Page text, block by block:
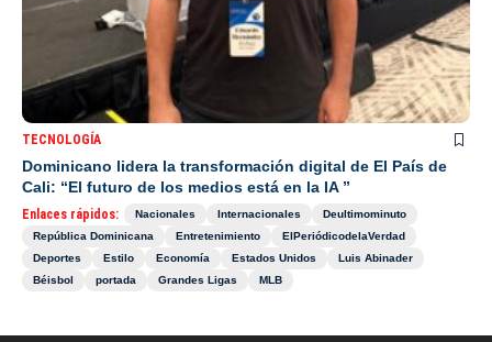
TECNOLOGÍA
Dominicano lidera la transformación digital de El País de
Cali: “El futuro de los medios está en la IA ”
Enlaces rápidos: Nacionales Internacionales
Deultimominuto
República Dominicana
Entretenimiento
ElPeriódicodelaVerdad
Deportes
Estilo Economía Estados Unidos
Luis Abinader
Béisbol
portada Grandes Ligas MLB